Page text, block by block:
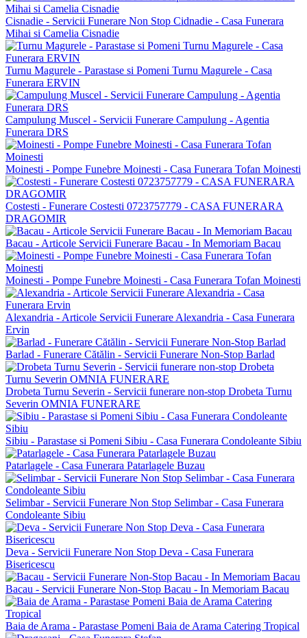
Cisnadie - Servicii Funerare Non Stop Cidnadie - Casa Funerara
Mihai si Camelia Cisnadie
Turnu Magurele - Parastase si Pomeni Turnu Magurele - Casa
Funerara ERVIN
Campulung Muscel - Servicii Funerare Campulung - Agentia
Funerara DRS
Moinesti - Pompe Funebre Moinesti - Casa Funerara Tofan Moinesti
Costesti - Funerare Costesti 0723757779 - CASA FUNERARA
DRAGOMIR
Bacau - Articole Servicii Funerare Bacau - In Memoriam Bacau
Moinesti - Pompe Funebre Moinesti - Casa Funerara Tofan Moinesti
Alexandria - Articole Servicii Funerare Alexandria - Casa Funerara
Ervin
Barlad - Funerare Cătălin - Servicii Funerare Non-Stop Barlad
Drobeta Turnu Severin - Servicii funerare non-stop Drobeta Turnu
Severin OMNIA FUNERARE
Sibiu - Parastase si Pomeni Sibiu - Casa Funerara Condoleante Sibiu
Patarlagele - Casa Funerara Patarlagele Buzau
Selimbar - Servicii Funerare Non Stop Selimbar - Casa Funerara
Condoleante Sibiu
Deva - Servicii Funerare Non Stop Deva - Casa Funerara
Bisericescu
Bacau - Servicii Funerare Non-Stop Bacau - In Memoriam Bacau
Baia de Arama - Parastase Pomeni Baia de Arama Catering Tropical